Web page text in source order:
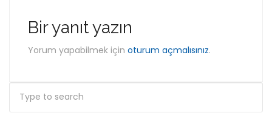
Bir yanıt yazın
Yorum yapabilmek için oturum açmalısınız.